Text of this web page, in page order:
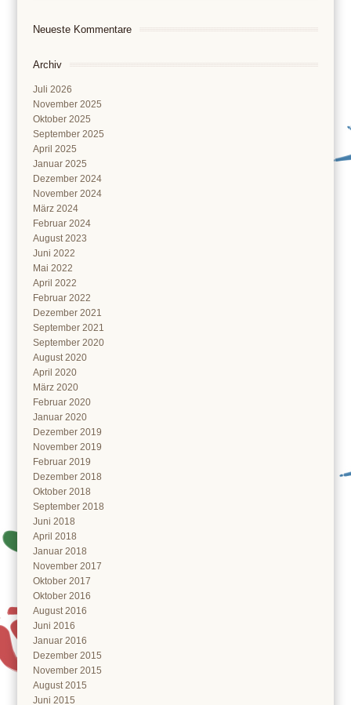
Neueste Kommentare
Archiv
Juli 2026
November 2025
Oktober 2025
September 2025
April 2025
Januar 2025
Dezember 2024
November 2024
März 2024
Februar 2024
August 2023
Juni 2022
Mai 2022
April 2022
Februar 2022
Dezember 2021
September 2021
September 2020
August 2020
April 2020
März 2020
Februar 2020
Januar 2020
Dezember 2019
November 2019
Februar 2019
Dezember 2018
Oktober 2018
September 2018
Juni 2018
April 2018
Januar 2018
November 2017
Oktober 2017
Oktober 2016
August 2016
Juni 2016
Januar 2016
Dezember 2015
November 2015
August 2015
Juni 2015